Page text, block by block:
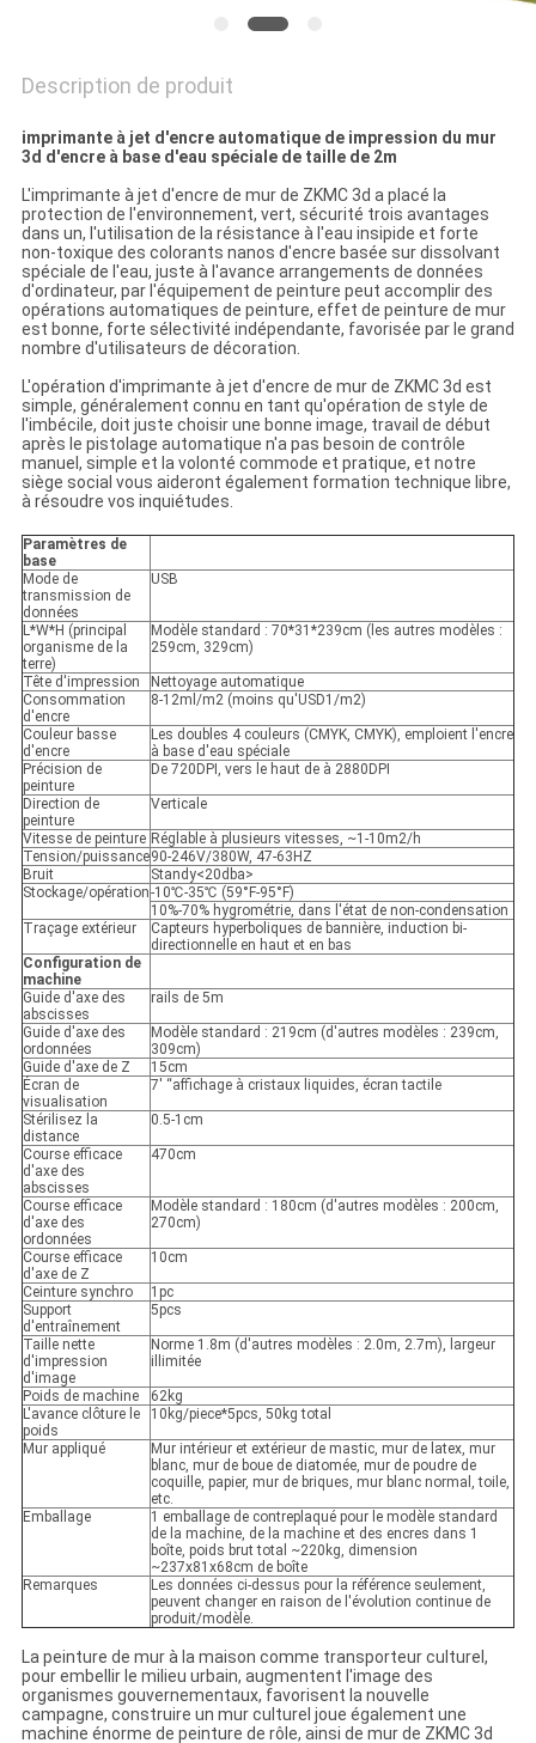
Description de produit
imprimante à jet d'encre automatique de impression du mur
3d d'encre à base d'eau spéciale de taille de 2m
L'imprimante à jet d'encre de mur de ZKMC 3d a placé la
protection de l'environnement, vert, sécurité trois avantages
dans un, l'utilisation de la résistance à l'eau insipide et forte
non-toxique des colorants nanos d'encre basée sur dissolvant
spéciale de l'eau, juste à l'avance arrangements de données
d'ordinateur, par l'équipement de peinture peut accomplir des
opérations automatiques de peinture, effet de peinture de mur
est bonne, forte sélectivité indépendante, favorisée par le grand
nombre d'utilisateurs de décoration.
L'opération d'imprimante à jet d'encre de mur de ZKMC 3d est
simple, généralement connu en tant qu'opération de style de
l'imbécile, doit juste choisir une bonne image, travail de début
après le pistolage automatique n'a pas besoin de contrôle
manuel, simple et la volonté commode et pratique, et notre
siège social vous aideront également formation technique libre,
à résoudre vos inquiétudes.
Paramètres de
base
Mode de
transmission de
données
USB
L*W*H (principal
organisme de la
terre)
Modèle standard : 70*31*239cm (les autres modèles :
259cm, 329cm)
Tête d'impression
Nettoyage automatique
Consommation
d'encre
8-12ml/m2 (moins qu'USD1/m2)
Couleur basse
d'encre
Les doubles 4 couleurs (CMYK, CMYK), emploient l'encre
à base d'eau spéciale
Précision de
peinture
De 720DPI, vers le haut de à 2880DPI
Direction de
peinture
Verticale
Vitesse de peinture Réglable à plusieurs vitesses, ~1-10m2/h
Tension/puissance90-246V/380W, 47-63HZ
Bruit
Standy<20dba>
Stockage/opération-10℃-35℃ (59°F-95°F)
10%-70% hygrométrie, dans l'état de non-condensation
Traçage extérieur
Capteurs hyperboliques de bannière, induction bi-
directionnelle en haut et en bas
Configuration de
machine
Guide d'axe des
abscisses
rails de 5m
Guide d'axe des
ordonnées
Modèle standard : 219cm (d'autres modèles : 239cm,
309cm)
Guide d'axe de Z
15cm
Écran de
visualisation
7' “affichage à cristaux liquides, écran tactile
Stérilisez la
distance
0.5-1cm
Course efficace
d'axe des
abscisses
470cm
Course efficace
d'axe des
ordonnées
Modèle standard : 180cm (d'autres modèles : 200cm,
270cm)
Course efficace
d'axe de Z
10cm
Ceinture synchro
1pc
Support
d'entraînement
5pcs
Taille nette
d'impression
d'image
Norme 1.8m (d'autres modèles : 2.0m, 2.7m), largeur
illimitée
Poids de machine
62kg
L'avance clôture le
poids
10kg/piece*5pcs, 50kg total
Mur appliqué
Mur intérieur et extérieur de mastic, mur de latex, mur
blanc, mur de boue de diatomée, mur de poudre de
coquille, papier, mur de briques, mur blanc normal, toile,
etc.
Emballage
1 emballage de contreplaqué pour le modèle standard
de la machine, de la machine et des encres dans 1
boîte, poids brut total ~220kg, dimension
~237x81x68cm de boîte
Remarques
Les données ci-dessus pour la référence seulement,
peuvent changer en raison de l'évolution continue de
produit/modèle.
La peinture de mur à la maison comme transporteur culturel,
pour embellir le milieu urbain, augmentent l'image des
organismes gouvernementaux, favorisent la nouvelle
campagne, construire un mur culturel joue également une
machine énorme de peinture de rôle, ainsi de mur de ZKMC 3d